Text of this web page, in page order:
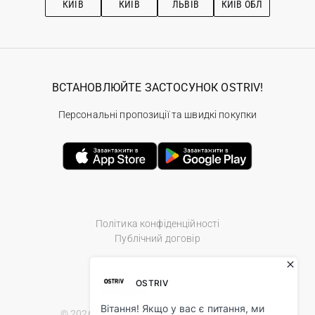
КИЇВ КИЇВ ЛЬВІВ КИЇВ ОБЛ
Політика конфіденційності
Публічний договір
ВСТАНОВЛЮЙТЕ ЗАСТОСУНОК OSTRIV!
Персональні пропозиції та швидкі покупки